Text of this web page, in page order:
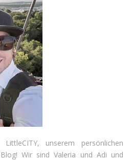
unserem persönlichen
Wir sind Valeria und Adi und